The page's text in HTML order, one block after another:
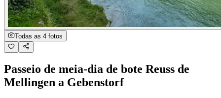
Todas as 4 fotos
Passeio de meia-dia de bote Reuss de
Mellingen a Gebenstorf